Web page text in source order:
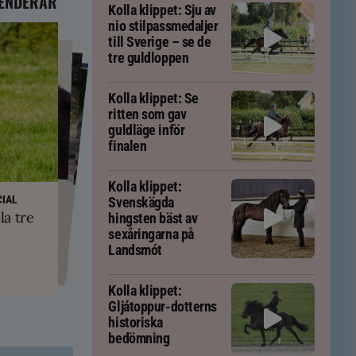
tre
för att
kan
och
Kolla klippet: Sju av
nio stilpassmedaljer
till Sverige – se de
tre guldloppen
Kolla klippet: Se
ritten som gav
guldläge inför
finalen
Kolla klippet:
Svenskägda
hingsten bäst av
sexåringarna på
Landsmót
Kolla klippet:
Gljátoppur-dotterns
historiska
bedömning